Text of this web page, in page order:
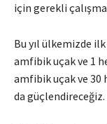
için gerekli
Bu yıl ülkemizde
amfibik uçak ve 1
amfibik uçak ve 30
da güçlendireceğiz.